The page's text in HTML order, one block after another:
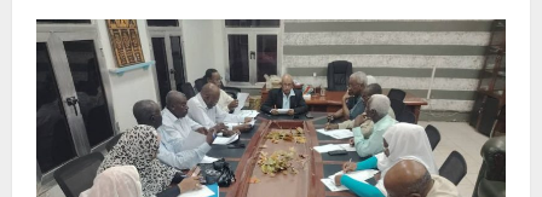
2
يعلن تخفيض الرسوم الدراسية لهذا العام
بنسبة15%
أغسطس 3, 2026
اخر الاخبار
وزير التربية والتعليم بالولاية يدشن ورشة
تأهيل معلمي مادة اللغة الإنجليزية بمحلية